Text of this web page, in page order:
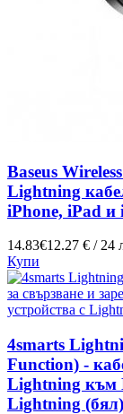
Baseus
Lightning
iPhone, iPad и
14.83€12.27 € / 24
Купи
4smarts
Function) -
Lightning към
Lightning (бял)